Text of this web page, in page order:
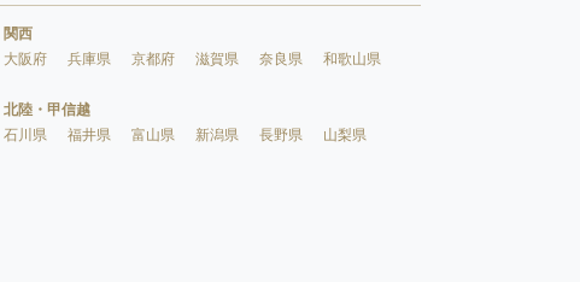
関西
大阪府
兵庫県 京都府 滋賀県 奈良県 和歌山県
北陸・甲信越
石川県
福井県 富山県 新潟県 長野県 山梨県